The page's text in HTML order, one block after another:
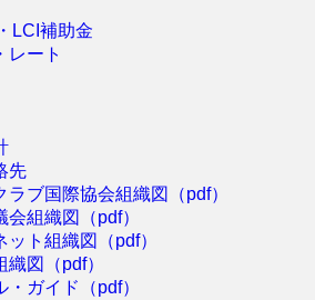
LCI補助金
レート
先
ラブ国際協会組織図（pdf）
組織図（pdf）
ト組織図（pdf）
図（pdf）
ガイド（pdf）